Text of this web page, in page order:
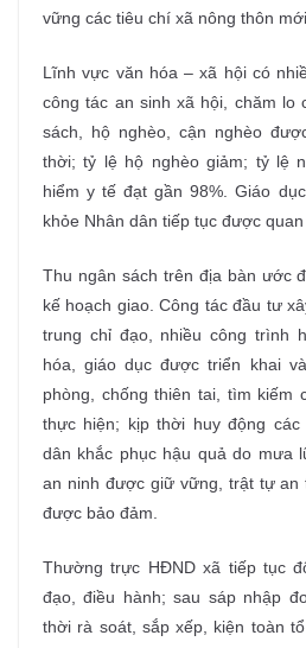
vững các tiêu chí xã nông thôn
Lĩnh vực văn hóa – xã hội có
công tác an sinh xã hội, chăm lo
sách, hộ nghèo, cận nghèo
thời; tỷ lệ hộ nghèo giảm; tỷ lệ
hiểm y tế đạt gần 98%. Giáo
khỏe Nhân dân tiếp tục được
Thu ngân sách trên địa bàn ước
kế hoạch giao. Công tác đầu tư
trung chỉ đạo, nhiều công trình
hóa, giáo dục được triển khai
phòng, chống thiên tai, tìm kiếm
thực hiện; kịp thời huy động
dân khắc phục hậu quả do mưa
an ninh được giữ vững, trật tự an
được bảo đảm.
Thường trực HĐND xã tiếp tục
đạo, điều hành; sau sáp nhập
thời rà soát, sắp xếp, kiện toàn